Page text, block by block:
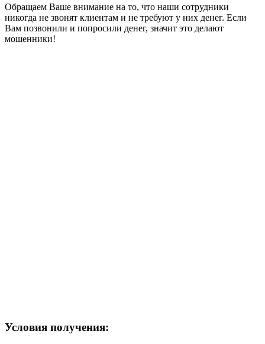
Обращаем Ваше внимание на то, что наши сотрудники
никогда не звонят клиентам и не требуют у них денег. Если
Вам позвонили и попросили денег, значит это делают
мошенники!
Условия получения: